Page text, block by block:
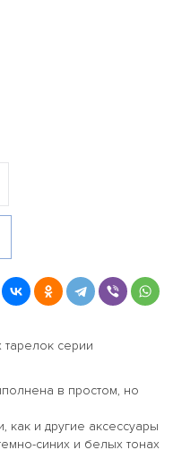
серии
в простом, но
и другие аксессуары
синих и белых тонах